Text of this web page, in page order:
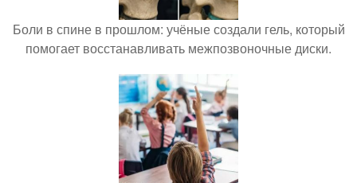
Боли в спине в прошлом: учёные создали гель, который
помогает восстанавливать межпозвоночные диски.